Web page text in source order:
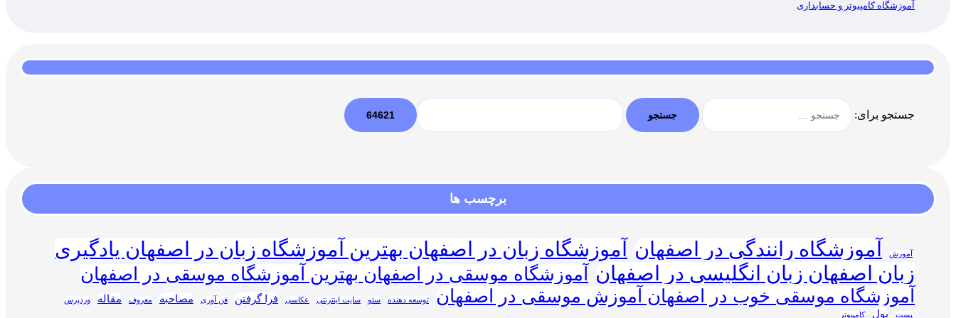
آموزشگاه کامپیوتر و حسابداری
جستجو برای:
برچسب ها
آموزش آموزشگاه رانندگی در اصفهان
آموزشگاه زبان در اصفهان بهترین آموزشگاه زبان در اصفهان یادگیری
زبان اصفهان زبان انگلیسی در اصفهان
آموزشگاه موسقی در اصفهان بهترین آموزشگاه موسقی در اصفهان
آموزشگاه موسقی خوب در اصفهان آموزش موسقی در اصفهان
توسعه دهنده سئو سایت اینترنتی عکاسی فرا گرفتن فن آوری مصاحبه معروف مقاله
وردپرس
پست
پول کامپیوتر